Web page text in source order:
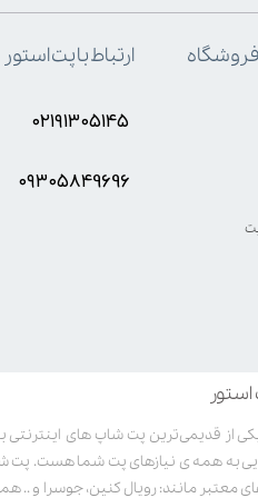
به همه ی نیازهای پت شما هست. پت
معتبر مانند: رویال کنین، جوسرا و ..
فروشگاه ارتباط با پت استور
۰۲۱۹۱۳۰۵۱۴۵
۰۹۳۰۵8۴9696